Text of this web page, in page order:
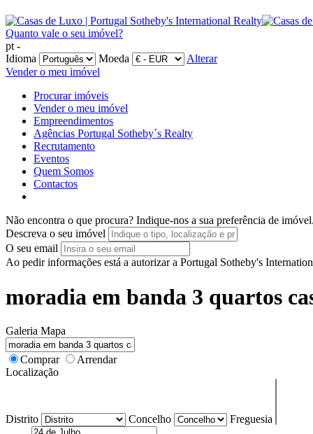
Quanto vale o seu imóvel?
pt -
Idioma
Moeda
Alterar
Vender o meu imóvel
Procurar imóveis
Vender o meu imóvel
Empreendimentos
Agências Portugal Sotheby´s Realty
Recrutamento
Eventos
Quem Somos
Contactos
Não encontra o que procura? Indique-nos a sua preferência de
Descreva o seu imóvel
O seu email
Ao pedir informações está a autorizar a Portugal Sotheby's
moradia em banda 3 quartos
Galeria Mapa
Comprar
Arrendar
Localização
Distrito Concelho Freguesia